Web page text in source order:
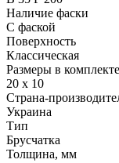
Наличие фаски
С фаской
Поверхность
Классическая
Размеры в
20 х 10
Страна-
Украина
Тип
Брусчатка
Толщина, мм